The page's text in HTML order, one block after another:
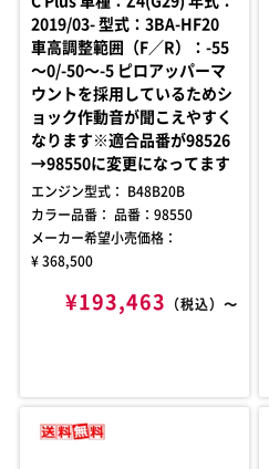
2019/03- 型式：3BA-HF20
車高調整範囲（F／R）：-55
～0/-50～-5 ピロアッパーマ
ウントを採用しているためシ
ョック作動音が聞こえやすく
なります※適合品番が98526
→98550に変更になってます
エンジン型式： B48B20B
カラー品番： 品番：98550
メーカー希望小売価格：
¥ 368,500
¥193,463 （税込）〜